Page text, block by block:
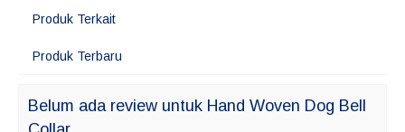
Produk Terkait
Produk Terbaru
Belum ada review untuk Hand Woven Dog Bell